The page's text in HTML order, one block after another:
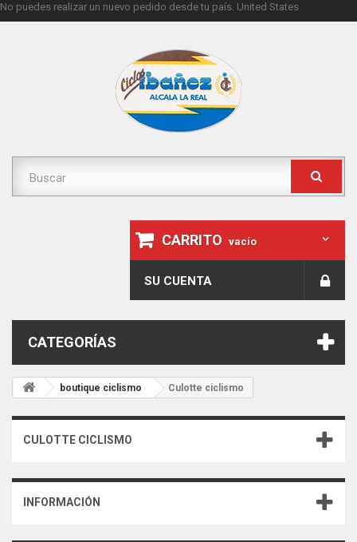
No puedes realizar un nuevo pedido desde tu país. United States
CARRITO vacío
SU CUENTA
CATEGORÍAS
boutique ciclismo Culotte ciclismo
CULOTTE CICLISMO
INFORMACIÓN